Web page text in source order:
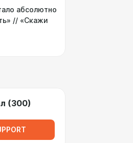
абсолютно
// «Скажи
(300)